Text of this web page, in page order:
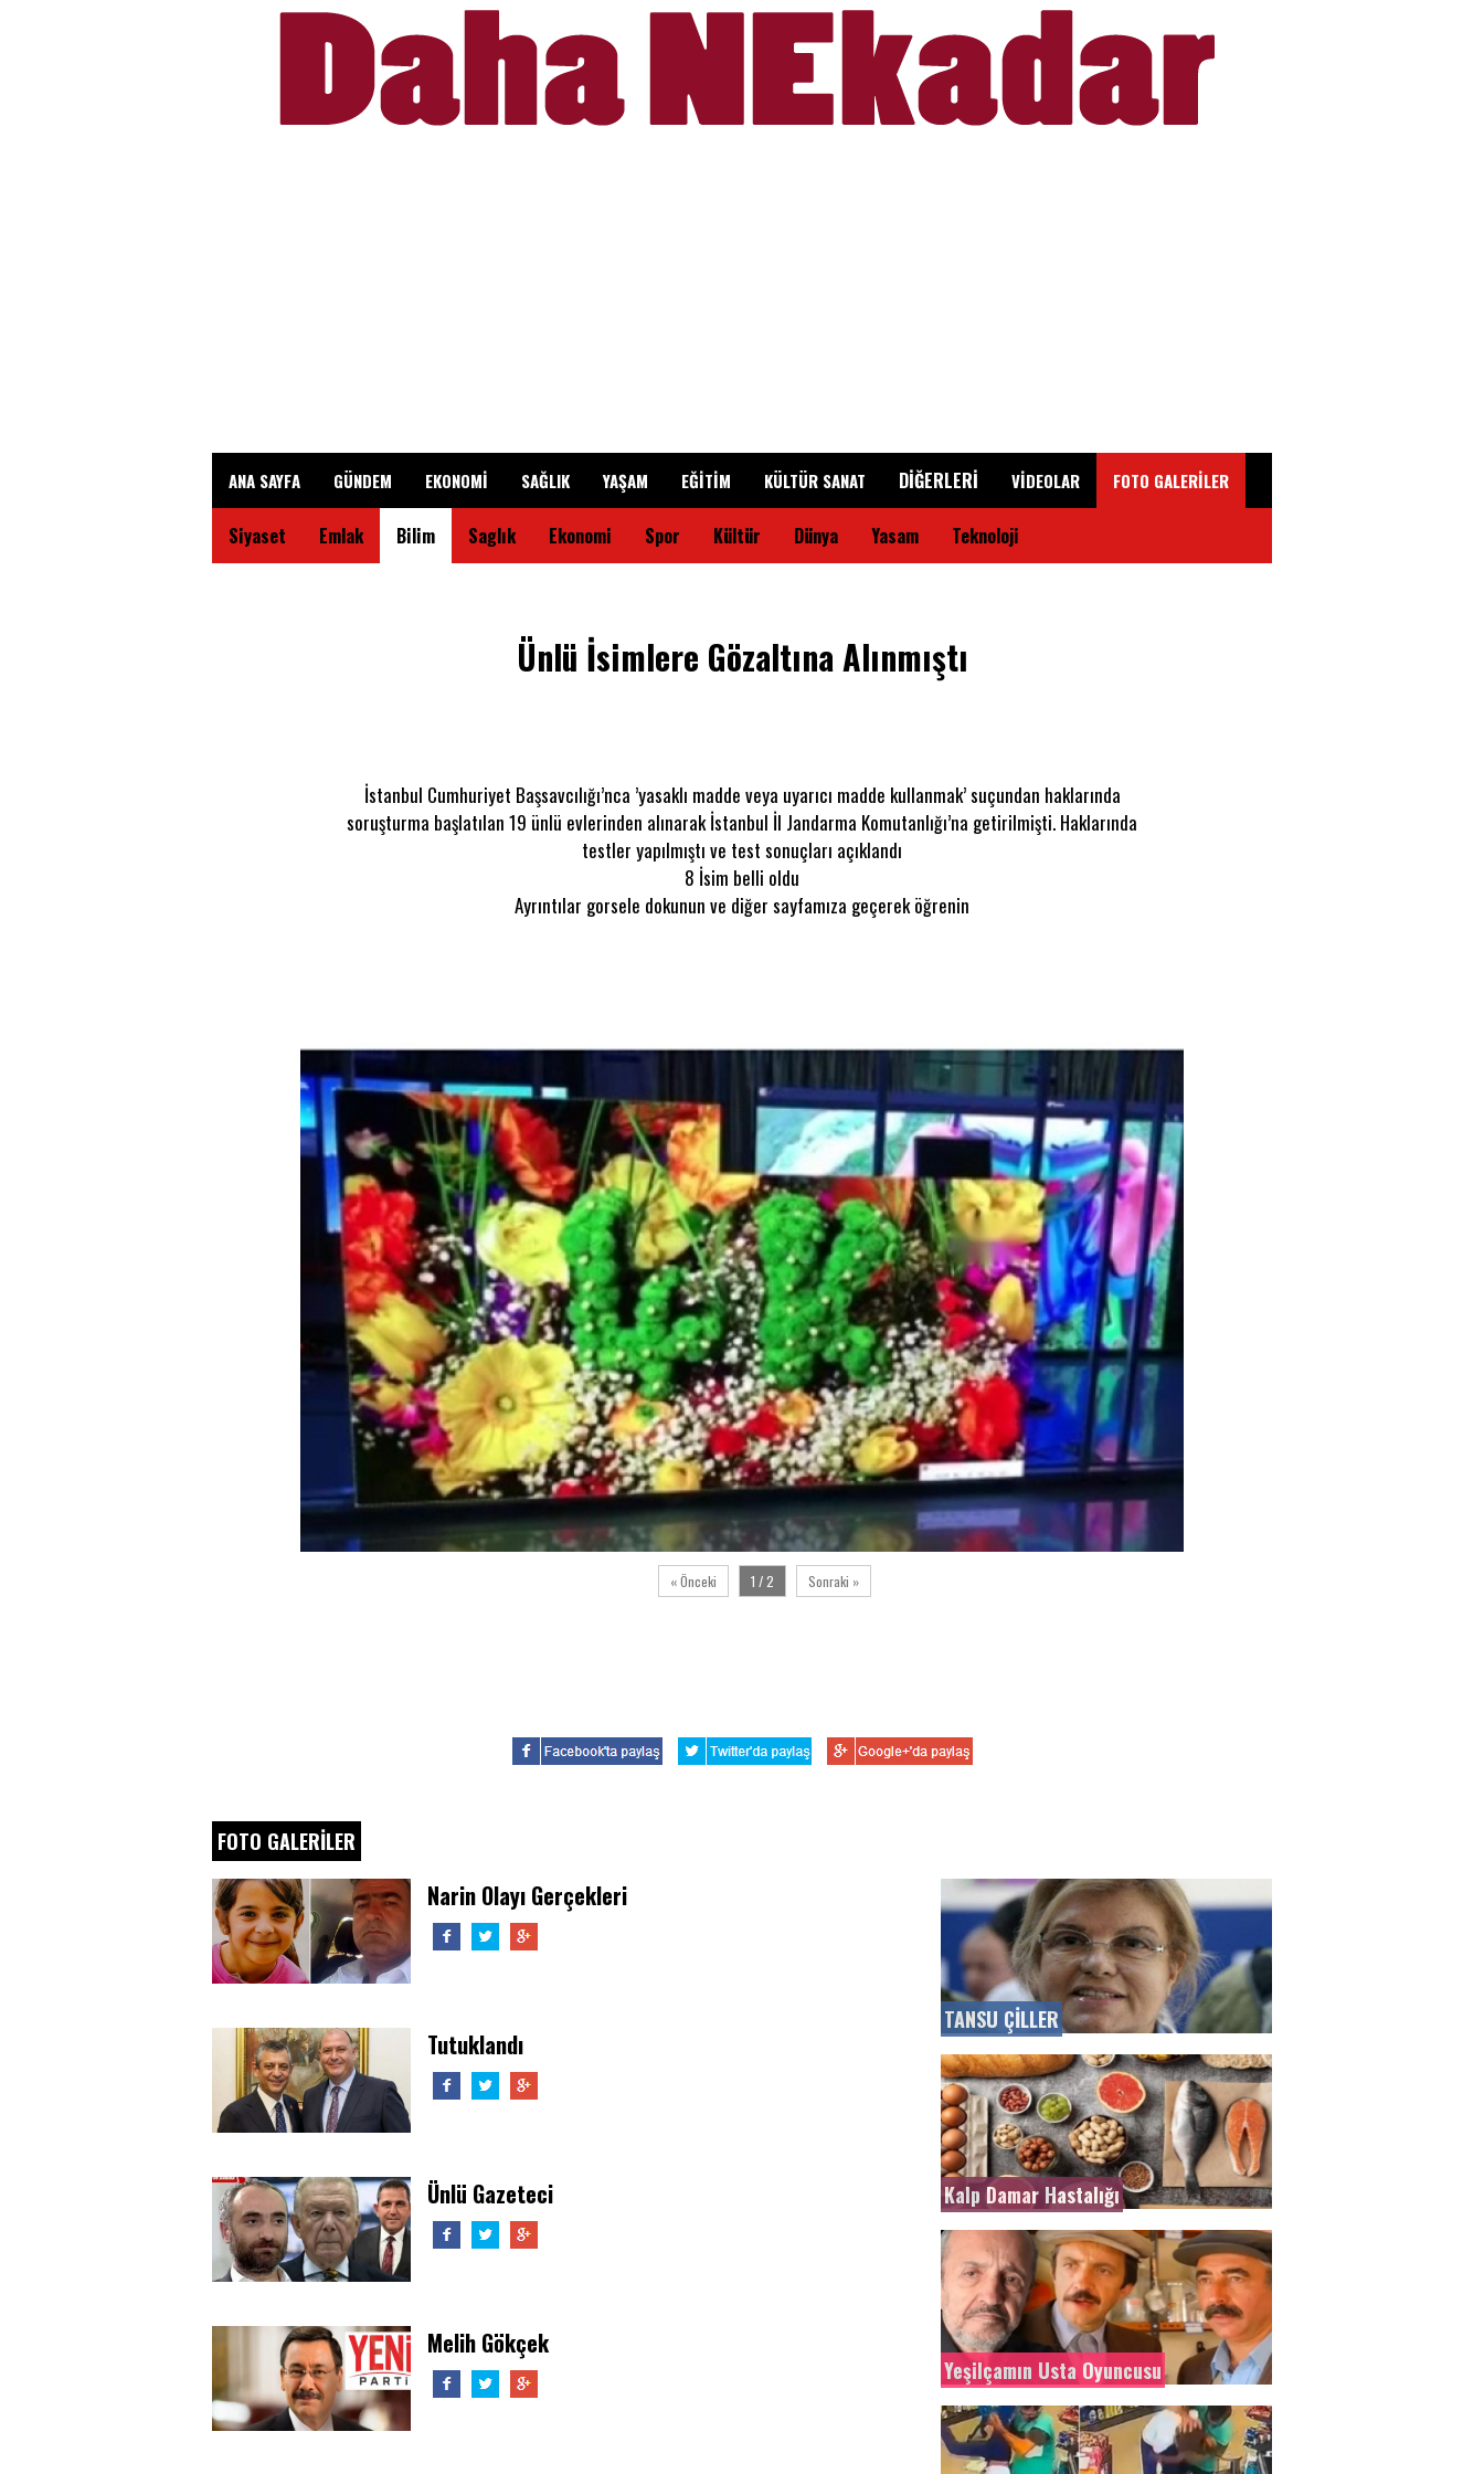
ANA SAYFA GÜNDEM EKONOMİ SAĞLIK YAŞAM EĞİTİM KÜLTÜR SANAT DİĞERLERİ VİDEOLAR FOTO GALERİLER
Siyaset Emlak Bilim Saglık Ekonomi Spor Kültür Dünya Yasam Teknoloji
Ünlü İsimlere Gözaltına Alınmıştı
İstanbul Cumhuriyet Başsavcılığı’nca ’yasaklı madde veya uyarıcı madde kullanmak’ suçundan haklarında
soruşturma başlatılan 19 ünlü evlerinden alınarak İstanbul İl Jandarma Komutanlığı’na getirilmişti. Haklarında
testler yapılmıştı ve test sonuçları açıklandı
8 İsim belli oldu
Ayrıntılar gorsele dokunun ve diğer sayfamıza geçerek öğrenin
« Önceki 1 / 2 Sonraki »
FOTO GALERİLER
Narin Olayı Gerçekleri
Tutuklandı
Ünlü Gazeteci
Melih Gökçek
TANSU ÇİLLER
Kalp Damar Hastalığı
Yeşilçamın Usta Oyuncusu